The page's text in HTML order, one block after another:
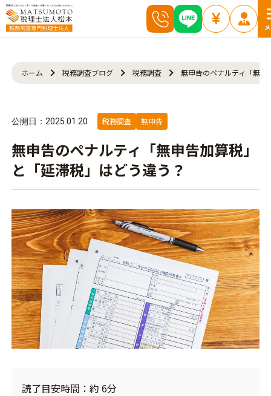
ホーム 税務調査ブログ 税務調査 無申告のペナルティ「無
公開日：2025.01.20 税務調査 無申告
無申告のペナルティ「無申告加算税」
と「延滞税」はどう違う？
読了目安時間：約 6分